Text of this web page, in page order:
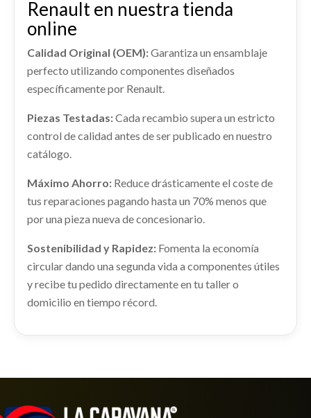
RENAULT CLIO IV (BH_) 1.5 DCI 75
Ref: 2255702
55,29 €
RETROVISOR IZQUIERDO 963025724R
RENAULT CLIO IV (BH_) 1.5 DCI 75
55,29 €
MANDO ELEVALUNAS DELANTERO
IZQUIERDO 254118044R
MANDO ELEVALUNAS DELANTERO... usado.
Renault en nuestra tienda
online
Calidad Original (OEM):Garantiza un ensamblaje
perfecto utilizando componentes diseñados
específicamente por Renault.
Piezas Testadas:Cada recambio supera un estricto
control de calidad antes de ser publicado en nuestro
catálogo.
Máximo Ahorro: Reduce drásticamente el coste de
tus reparaciones pagando hasta un 70% menos que
por una pieza nueva de concesionario.
Sostenibilidad y Rapidez: Fomenta la economía
circular dando una segunda vida a componentes útiles
y recibe tu pedido directamente en tu taller o
domicilio en tiempo récord.